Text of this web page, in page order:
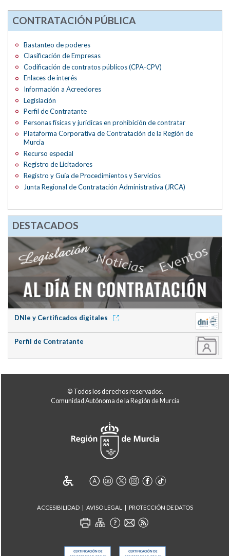
CONTRATACIÓN PÚBLICA
Bastanteo de poderes
Clasificación de Empresas
Codificación de contratos públicos (CPA-CPV)
Enlaces de interés
Información a Acreedores
Legislación
Perfil de Contratante
Personas físicas y jurídicas en prohibición de contratar
Plataforma Corporativa de Contratación de la Región de
Murcia
Recurso especial
Registro de Licitadores
Registro y Guía de Procedimientos y Servicios
Junta Regional de Contratación Administrativa (JRCA)
DESTACADOS
DNIe y Certificados digitales
Perfil de Contratante
© Todos los derechos reservados.
Comunidad Autónoma de la Región de Murcia
ACCESIBILIDAD AVISO LEGAL PROTECCIÓN DE DATOS